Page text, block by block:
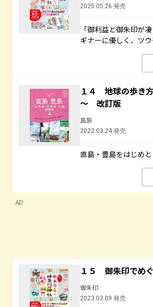
2025.05.26 発売
「御利益と御朱印が
ギナーに優しく、ツウ
１４ 地球の歩
～ 改訂版
島旅
2022.03.24 発売
直島・豊島をはじめ
AD
１５ 御朱印でめ
御朱印
2023.03.09 発売